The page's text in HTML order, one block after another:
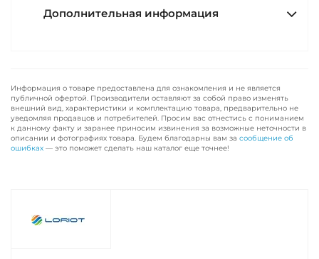
Дополнительная информация
Информация о товаре предоставлена для ознакомления и не является
публичной офертой. Производители оставляют за собой право изменять
внешний вид, характеристики и комплектацию товара, предварительно не
уведомляя продавцов и потребителей. Просим вас отнестись с пониманием
к данному факту и заранее приносим извинения за возможные неточности в
описании и фотографиях товара. Будем благодарны вам за сообщение об
ошибках — это поможет сделать наш каталог еще точнее!